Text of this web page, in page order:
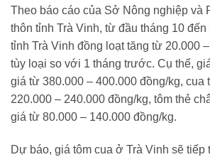
Theo báo cáo của Sở Nông nghiệp và
thôn tỉnh Trà Vinh, từ đầu tháng 10 đến
tỉnh Trà Vinh đồng loạt tăng từ 20.000
tùy loại so với 1 tháng trước. Cụ thể,
giá từ 380.000 – 400.000 đồng/kg, cua
220.000 – 240.000 đồng/kg, tôm thẻ
giá từ 80.000 – 140.000 đồng/kg.
Dự báo, giá tôm cua ở Trà Vinh sẽ tiếp